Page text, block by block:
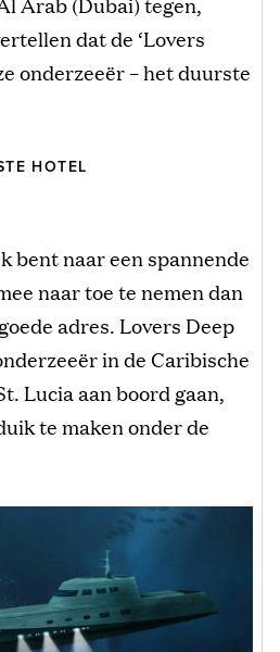
dat de ‘Lovers
onderzeeër – het duurste
HOTEL
bent naar een spannende
naar toe te nemen dan
adres. Lovers Deep
in de Caribische
Lucia aan boord gaan,
te maken onder de